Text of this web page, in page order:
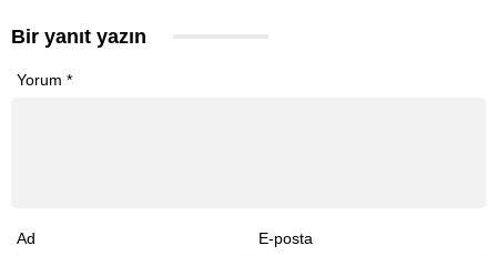
Bir yanıt yazın
Yorum *
Ad E-posta